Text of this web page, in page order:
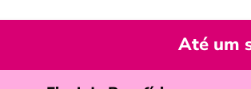
Até um